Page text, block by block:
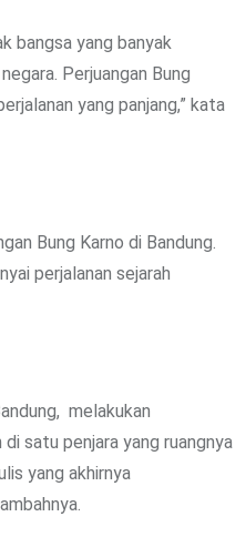
bangsa yang banyak
Perjuangan Bung
yang panjang,” kata
Bung Karno di Bandung.
perjalanan sejarah
melakukan
satu penjara yang ruangnya
yang akhirnya